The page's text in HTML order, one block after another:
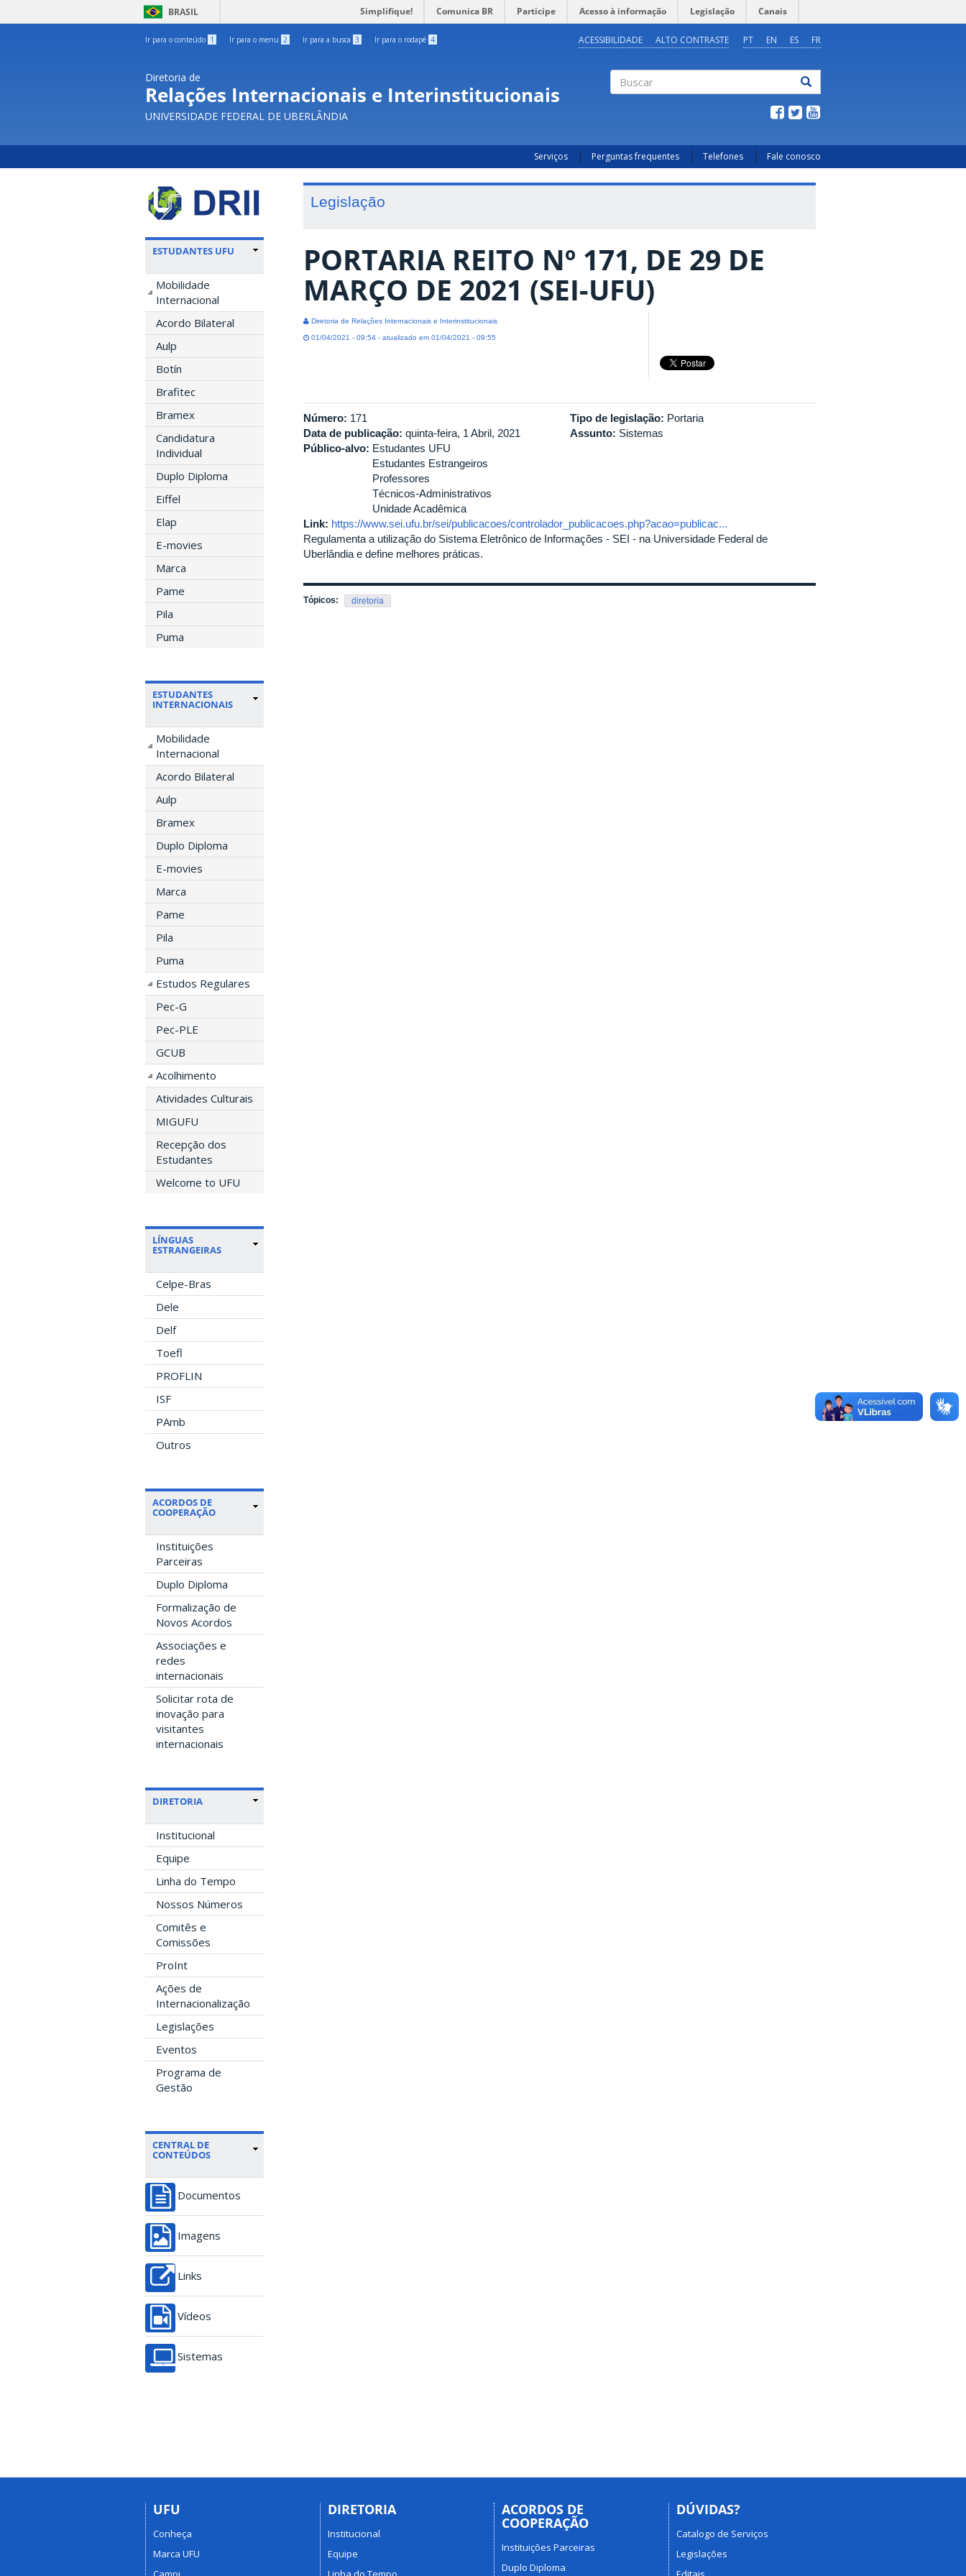
BRASIL Simplifique! Comunica BR Participe Acesso à informação Legislação Canais
Ir para o conteúdo 1 Ir para o menu 2 Ir para a busca 3 Ir para o rodapé 4 PT EN ES FR
ACESSIBILIDADE ALTO CONTRASTE
Diretoria de
Relações Internacionais e Interinstitucionais
UNIVERSIDADE FEDERAL DE UBERLÂNDIA
Serviços Perguntas frequentes Telefones Fale conosco
ESTUDANTES UFU
Mobilidade
Internacional
Acordo Bilateral
Aulp
Botín
Brafitec
Bramex
Candidatura
Individual
Duplo Diploma
Eiffel
Elap
E-movies
Marca
Pame
Pila
Puma
ESTUDANTES
INTERNACIONAIS
Mobilidade
Internacional
Acordo Bilateral
Aulp
Bramex
Duplo Diploma
E-movies
Marca
Pame
Pila
Puma
Estudos Regulares
Pec-G
Pec-PLE
GCUB
Acolhimento
Atividades Culturais
MIGUFU
Recepção dos
Estudantes
Welcome to UFU
LÍNGUAS
ESTRANGEIRAS
Celpe-Bras
Dele
Delf
Toefl
PROFLIN
ISF
PAmb
Outros
ACORDOS DE
COOPERAÇÃO
Instituições
Parceiras
Duplo Diploma
Formalização de
Novos Acordos
Associações e
redes
internacionais
Solicitar rota de
inovação para
visitantes
internacionais
DIRETORIA
Institucional
Equipe
Linha do Tempo
Nossos Números
Comitês e
Comissões
ProInt
Ações de
Internacionalização
Legislações
Eventos
Programa de
Gestão
CENTRAL DE
CONTEÚDOS
Documentos
Imagens
Links
Vídeos
Sistemas
Legislação
PORTARIA REITO Nº 171, DE 29 DE
MARÇO DE 2021 (SEI-UFU)
Diretoria de Relações Internacionais e Interinstitucionais
01/04/2021 - 09:54 - atualizado em 01/04/2021 - 09:55
Número: 171
Data de publicação: quinta-feira, 1 Abril, 2021
Público-alvo: Estudantes UFU
Estudantes Estrangeiros
Professores
Técnicos-Administrativos
Unidade Acadêmica
Tipo de legislação: Portaria
Assunto: Sistemas
Link: https://www.sei.ufu.br/sei/publicacoes/controlador_publicacoes.php?acao=publicac...
Regulamenta a utilização do Sistema Eletrônico de Informações - SEI - na Universidade Federal de
Uberlândia e define melhores práticas.
Tópicos: diretoria
UFU
Conheça
Marca UFU
DIRETORIA
Institucional
Equipe
ACORDOS DE
COOPERAÇÃO
Instituições Parceiras
Duplo Diploma
DÚVIDAS?
Catalogo de Serviços
Legislações